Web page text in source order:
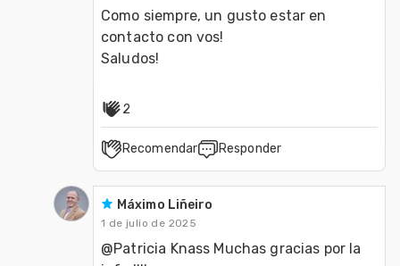
Como siempre, un gusto estar en
contacto con vos!
Saludos!
2
Recomendar Responder
Máximo Liñeiro
1 de julio de 2025
@Patricia Knass Muchas gracias por la